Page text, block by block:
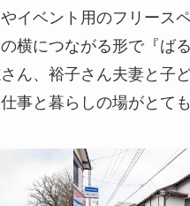
イベント用のフリース
横につながる形で『ばる
ん、裕子さん夫妻と子
事と暮らしの場がとても